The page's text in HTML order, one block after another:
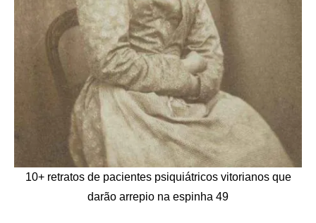
10+ retratos de pacientes psiquiátricos vitorianos que
darão arrepio na espinha 49